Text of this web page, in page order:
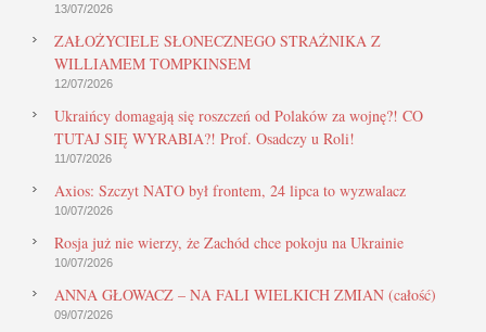
13/07/2026
ZAŁOŻYCIELE SŁONECZNEGO STRAŻNIKA Z
WILLIAMEM TOMPKINSEM
12/07/2026
Ukraińcy domagają się roszczeń od Polaków za wojnę?! CO
TUTAJ SIĘ WYRABIA?! Prof. Osadczy u Roli!
11/07/2026
Axios: Szczyt NATO był frontem, 24 lipca to wyzwalacz
10/07/2026
Rosja już nie wierzy, że Zachód chce pokoju na Ukrainie
10/07/2026
ANNA GŁOWACZ – NA FALI WIELKICH ZMIAN (całość)
09/07/2026